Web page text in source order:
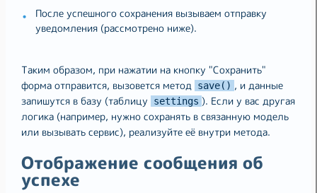
После успешного сохранения вызываем отправку
уведомления (рассмотрено ниже).
Таким образом, при нажатии на кнопку "Сохранить"
форма отправится, вызовется метод save() , и данные
запишутся в базу (таблицу
settings ). Если у вас другая
логика (например, нужно сохранять в связанную модель
или вызывать сервис), реализуйте её внутри метода.
Отображение сообщения об
успехе